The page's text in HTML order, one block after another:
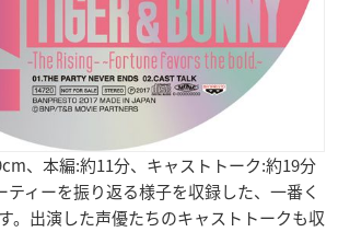
、本編:約11分、キャストトーク:約19分
ティーを振り返る様子を収録した、一番く
。出演した声優たちのキャストトークも収